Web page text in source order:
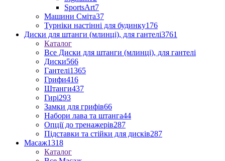
SportsArt7
Машини Сміта37
Турніки настінні для будинку176
Диски для штанги (млинці), для гантелі3761
Каталог
Все Диски для штанги (млинці), для гантелі
Диски566
Гантелі1365
Грифи416
Штанги437
Гирі293
Замки для грифів66
Набори лава та штанга44
Опції до тренажерів287
Підставки та стійки для дисків287
Масаж1318
Каталог